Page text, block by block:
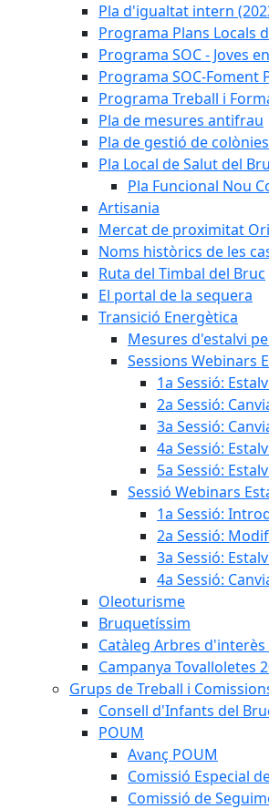
Pla d'igualtat intern
Programa Plans Locals
Programa SOC - Joves
Programa SOC-Foment
Programa Treball i
Pla de mesures antifrau
Pla de gestió de
Pla Local de Salut del
Pla Funcional Nou
Artisania
Mercat de proximitat
Noms històrics de les
Ruta del Timbal del Bruc
El portal de la sequera
Transició Energètica
Mesures d'estalvi
Sessions Webinars
1a Sessió:
2a Sessió:
3a Sessió:
4a Sessió:
5a Sessió:
Sessió Webinars
1a Sessió:
2a Sessió:
3a Sessió:
4a Sessió:
Oleoturisme
Bruquetíssim
Catàleg Arbres d'interès
Campanya Tovalloletes
Grups de Treball i
Consell d'Infants del
POUM
Avanç POUM
Comissió Especial
Comissió de